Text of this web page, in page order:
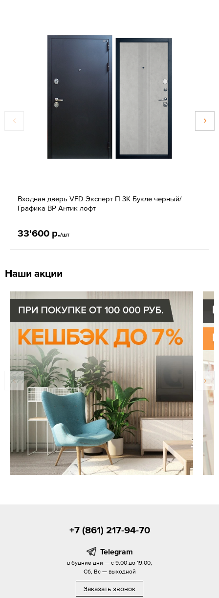
Входная дверь VFD Эксперт П 3K Букле черный/
Графика ВР Антик лофт
33'600 р./шт
Наши акции
+7 (861) 217-94-70
Telegram
в будние дни — с 9.00 до 19.00,
Сб, Вс — выходной
Заказать звонок